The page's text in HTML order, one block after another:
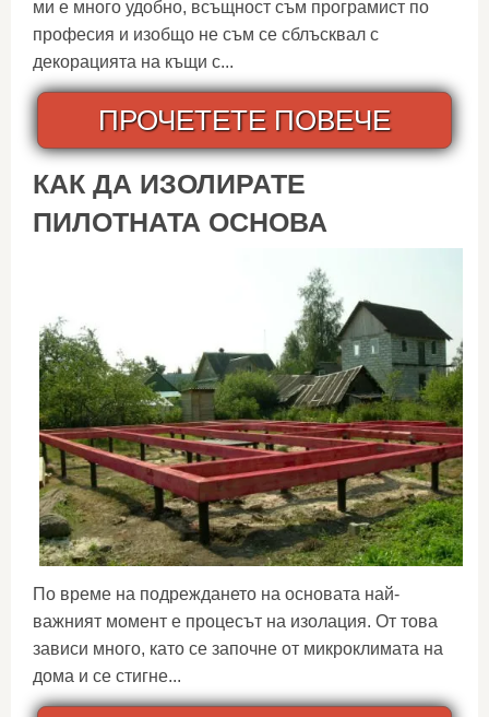
ми е много удобно, всъщност съм програмист по
професия и изобщо не съм се сблъсквал с
декорацията на къщи с...
ПРОЧЕТЕТЕ ПОВЕЧЕ
КАК ДА ИЗОЛИРАТЕ
ПИЛОТНАТА ОСНОВА
По време на подреждането на основата най-
важният момент е процесът на изолация. От това
зависи много, като се започне от микроклимата на
дома и се стигне...